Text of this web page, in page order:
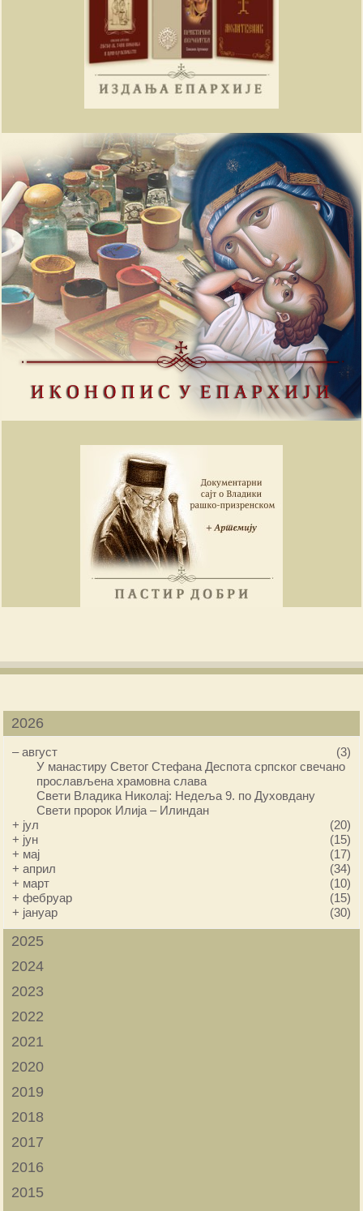
2026
–август
(3)
У манастиру Светог Стефана Деспота српског свечано
прослављена храмовна слава
Свети Владика Николај: Недеља 9. по Духовдану
Свети пророк Илија – Илиндан
+ јул
(20)
+ јун
(15)
+ мај
(17)
+април
(34)
+ март
(10)
+фебруар
(15)
+ јануар (30)
2025
2024
2023
2022
2021
2020
2019
2018
2017
2016
2015